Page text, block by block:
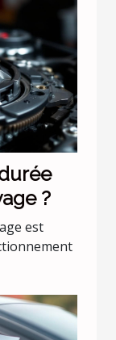
?
est